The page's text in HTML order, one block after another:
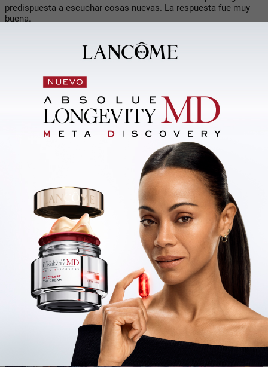
predispuesta a escuchar cosas nuevas. La respuesta fue muy
buena.
Stars, que es una banda con la que nosotros ya tenemos
relación: vinieron a Uruguay en 2023 y hemos colaborado juntos.
muy bueno. Toda la experiencia en Colombia fue increíble.
También estuvimos en Rosario, Santa Fe, que pasa algo similar
en el sentido que hay una cultura cumbiera muy sólida, el
público conoce mucho de cumbia y también representa un
desafío tocar ahí. Este año fuimos dos veces y sentimos que
Allá nos dieron un lugar central en la grilla de un festival muy
importante que se llama Cumbión del Paraná. El escenario ya
viene caliente y quienes arman la grilla confían en que vas a
sostener esa dinámica que se viene manejando. La grilla estaba
plagada de artistas cumbieros que representan una base
fundamental en nuestra formación. No recuerdo haber estado
tan nervioso como en la previa de Rosario. La gente nos recibió
muy bien, fue sorpresivo. Fueron experiencias que realmente
nos llenaron.